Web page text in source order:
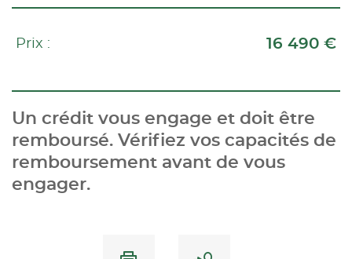
Prix : 16 490 €
Un crédit vous engage et doit être
remboursé. Vérifiez vos capacités de
remboursement avant de vous
engager.